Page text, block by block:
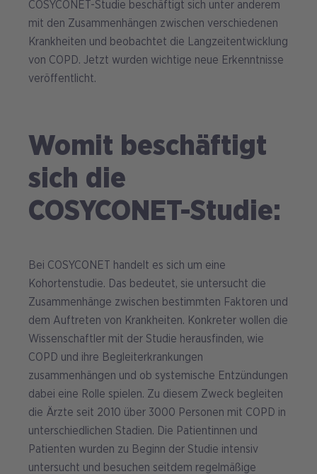
COSYCONET-Studie beschäftigt sich unter anderem
mit den Zusammenhängen zwischen verschiedenen
Krankheiten und beobachtet die Langzeitentwicklung
von COPD. Jetzt wurden wichtige neue Erkenntnisse
veröffentlicht.
Womit beschäftigt
sich die
COSYCONET-Studie:
Bei COSYCONET handelt es sich um eine
Kohortenstudie. Das bedeutet, sie untersucht die
Zusammenhänge zwischen bestimmten Faktoren und
dem Auftreten von Krankheiten. Konkreter wollen die
Wissenschaftler mit der Studie herausfinden, wie
COPD und ihre Begleiterkrankungen
zusammenhängen und ob systemische Entzündungen
dabei eine Rolle spielen. Zu diesem Zweck begleiten
die Ärzte seit 2010 über 3000 Personen mit COPD in
unterschiedlichen Stadien. Die Patientinnen und
Patienten wurden zu Beginn der Studie intensiv
untersucht und besuchen seitdem regelmäßige